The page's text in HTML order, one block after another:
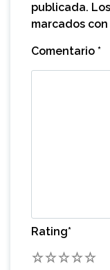
publicada.
marcados con
Comentario *
Rating*
5
4
3
2